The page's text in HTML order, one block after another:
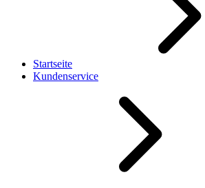
Startseite
Kundenservice